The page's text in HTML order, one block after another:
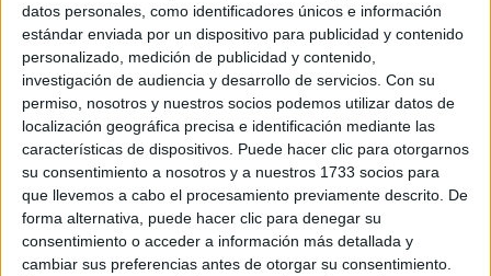
datos personales, como identificadores únicos e información
estándar enviada por un dispositivo para publicidad y contenido
personalizado, medición de publicidad y contenido,
investigación de audiencia y desarrollo de servicios. Con su
permiso, nosotros y nuestros socios podemos utilizar datos de
localización geográfica precisa e identificación mediante las
características de dispositivos. Puede hacer clic para otorgarnos
su consentimiento a nosotros y a nuestros 1733 socios para
que llevemos a cabo el procesamiento previamente descrito. De
forma alternativa, puede hacer clic para denegar su
consentimiento o acceder a información más detallada y
cambiar sus preferencias antes de otorgar su consentimiento.
Rallyes
WRC
S-CER
ERC
CERA
CERT
Internacionales
Campeonatos Autonómicos
Históricos
Dakar
RallyCross